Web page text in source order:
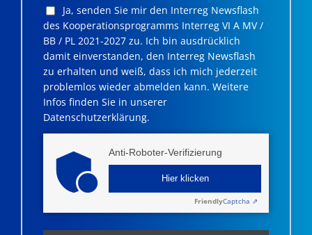
Ja, senden Sie mir den Interreg Newsflash
des Kooperationsprogramms Interreg VI A MV /
BB / PL 2021-2027 zu. Ich bin ausdrücklich
damit einverstanden, den Interreg Newsflash
zu erhalten und weiß, dass ich mich jederzeit
problemlos wieder abmelden kann. Weitere
Infos finden Sie in unserer
Datenschutzerklärung.
Anti-Roboter-Verifizierung
Hier klicken
FriendlyCaptcha ⇗